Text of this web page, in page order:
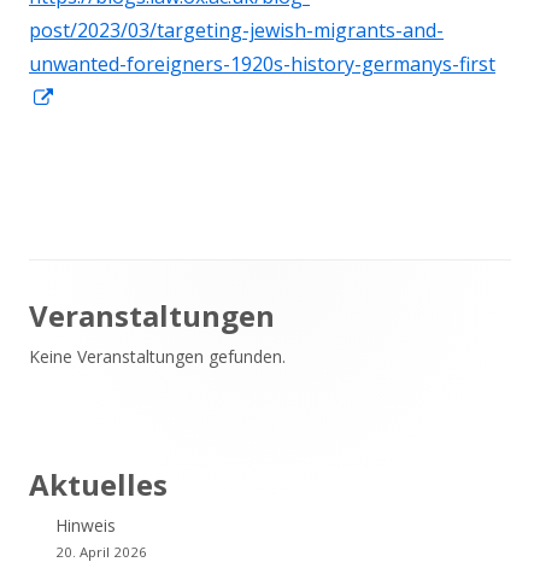
post/2023/03/targeting-jewish-migrants-and-
unwanted-foreigners-1920s-history-germanys-first
Haupt-
Seitenleiste
Veranstaltungen
Keine Veranstaltungen gefunden.
Aktuelles
Hinweis
20. April 2026